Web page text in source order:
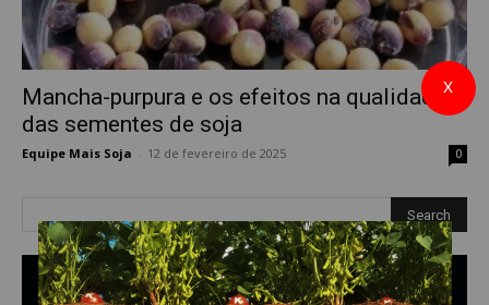
Mancha-purpura e os efeitos na qualidade
das sementes de soja
Equipe Mais Soja 12 de fevereiro de 2025 0
X